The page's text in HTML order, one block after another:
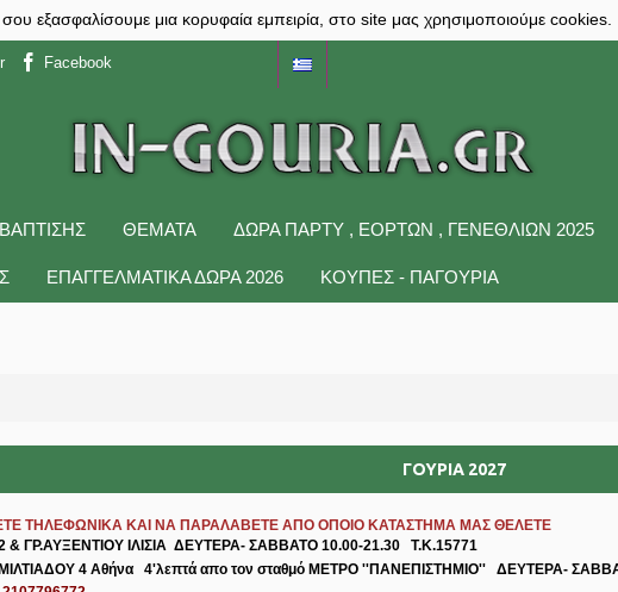
σου εξασφαλίσουμε μια κορυφαία εμπειρία, στο site μας χρησιμοποιούμε cookies.
Facebook
ΘΕΜΑΤΑ ΔΩΡΑ ΠΆΡΤΥ , ΕΟΡΤΏΝ , ΓΕΝΕΘΛΊΩΝ 2025
ΕΠΑΓΓΕΛΜΑΤΙΚΑ ΔΩΡΑ 2026 ΚΟΥΠΕΣ - ΠΑΓΟΥΡΙΑ
ΓΟΥΡΙΑ 2027
ΤΗΛΕΦΩΝΙΚΑ ΚΑΙ ΝΑ ΠΑΡΑΛΑΒΕΤΕ ΑΠΟ ΟΠΟΙΟ ΚΑΤΑΣΤΗΜΑ ΜΑΣ ΘΕΛΕΤΕ
ΓΡ.ΑΥΞΕΝΤΙΟΥ ΙΛΙΣΙΑ ΔΕΥΤΕΡΑ- ΣΑΒΒΑΤΟ 10.00-21.30 Τ.Κ.15771
4 Αθήνα 4'λεπτά απο τον σταθμό ΜΕΤΡΟ ''ΠΑΝΕΠΙΣΤΗΜΙΟ'' ΔΕΥΤΕΡΑ-